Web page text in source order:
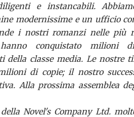
e instancabili.
modernissime e un ufficio
i nostri romanzi nelle più
conquistato milioni di
della classe media. Le nostre
di copie; il nostro
Alla prossima assemblea
Novel's Company Ltd.